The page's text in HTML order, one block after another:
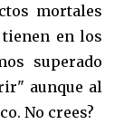
mortales
en los
superado
aunque al
No crees?